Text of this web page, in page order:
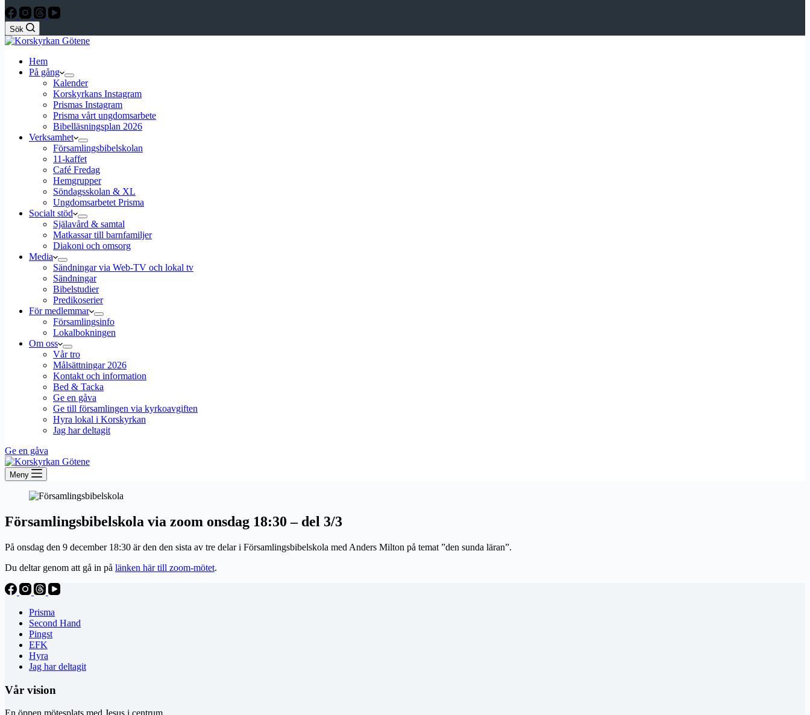
Sök
Hem
På gång
Kalender
Korskyrkans Instagram
Prismas Instagram
Prisma vårt ungdomsarbete
Bibelläsningsplan 2026
Verksamhet
Församlingsbibelskolan
11-kaffet
Café Fredag
Hemgrupper
Söndagsskolan & XL
Ungdomsarbetet Prisma
Socialt stöd
Själavård & samtal
Matkassar till barnfamiljer
Diakoni och omsorg
Media
Sändningar via Web-TV och lokal tv
Sändningar
Bibelstudier
Predikoserier
För medlemmar
Församlingsinfo
Lokalbokningen
Om oss
Vår tro
Målsättningar 2026
Kontakt och information
Bed & Tacka
Ge en gåva
Ge till församlingen via kyrkoavgiften
Hyra lokal i Korskyrkan
Jag har deltagit
Ge en gåva
Meny
Församlingsbibelskola via zoom onsdag 18:30 – del 3/3
På onsdag den 9 december 18:30 är den den sista av tre delar i Församlingsbibelskola med Anders Milton på temat ”den sunda läran”.
Du deltar genom att gå in på länken här till zoom-mötet.
Prisma
Second Hand
Pingst
EFK
Hyra
Jag har deltagit
Vår vision